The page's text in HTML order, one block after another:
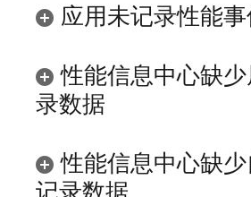
应用未记录性能
性能信息中心缺
录数据
性能信息中心缺